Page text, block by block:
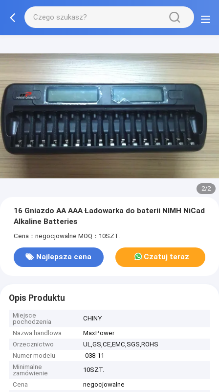
2/2
16 Gniazdo AA AAA Ładowarka do baterii NIMH NiCad
Alkaline Batteries
Cena：negocjowalne MOQ：10SZT.
Najlepsza cena Czatuj teraz
Opis Produktu
Miejsce
pochodzenia
CHINY
Nazwa handlowa
MaxPower
Orzecznictwo
UL,GS,CE,EMC,SGS,ROHS
Numer modelu
-038-11
Minimalne
zamówienie
10SZT.
Cena
negocjowalne